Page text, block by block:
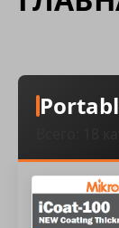
Всего: 18